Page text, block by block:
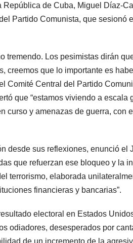
República de Cuba, Miguel Díaz-
Partido Comunista, que sesionó
tremendo. Los pesimistas dirán
creemos que lo importante es
Comité Central del Partido
que “estamos viviendo a
curso y amenazas de guerra, con
desde sus reflexiones, enunció el
que refuerzan ese bloqueo y la
terrorismo, elaborada
financieras y bancarias”.
electoral en Estados
odiadores, desesperados por